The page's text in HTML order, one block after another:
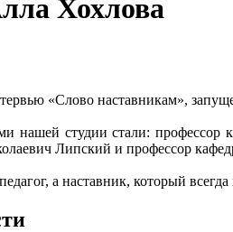
Хохлова
«Слово наставникам»,
нашей студии стали:
Липский и профессор
а наставник, который